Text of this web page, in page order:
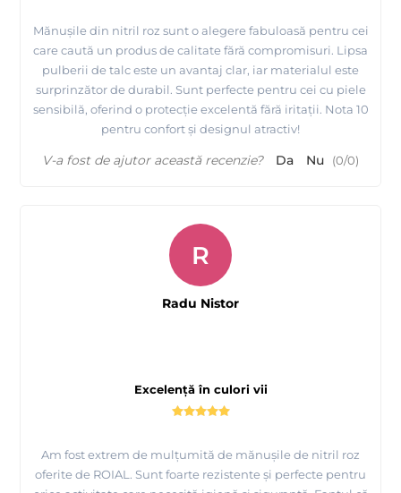
Mănușile din nitril roz sunt o alegere fabuloasă pentru cei
care caută un produs de calitate fără compromisuri. Lipsa
pulberii de talc este un avantaj clar, iar materialul este
surprinzător de durabil. Sunt perfecte pentru cei cu piele
sensibilă, oferind o protecție excelentă fără iritații. Nota 10
pentru confort și designul atractiv!
V-a fost de ajutor această recenzie? Da Nu (0/0)
Excelență în culori vii
Am fost extrem de mulțumită de mănușile de nitril roz
oferite de ROIAL. Sunt foarte rezistente și perfecte pentru
R
Radu Nistor